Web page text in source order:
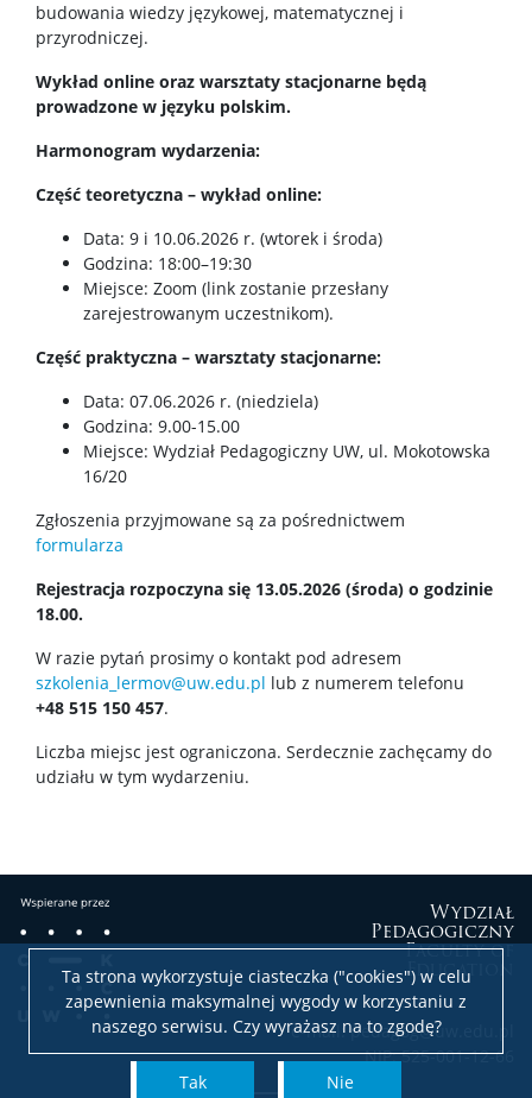
Praktyki
DOKTORANCI
Wizytówki doktorantów
KONTAKT
Ta strona wykorzystuje ciasteczka ("cookies") w celu
zapewnienia maksymalnej wygody w korzystaniu z
naszego serwisu. Czy wyrażasz na to zgodę?
Tak Nie
budowania wiedzy językowej, matematycznej i
przyrodniczej.
Wykład online oraz warsztaty stacjonarne będą
prowadzone w języku polskim.
Harmonogram wydarzenia:
Część teoretyczna – wykład online:
Data: 9 i 10.06.2026 r. (wtorek i środa)
Godzina: 18:00–19:30
Miejsce: Zoom (link zostanie przesłany
zarejestrowanym uczestnikom).
Część praktyczna – warsztaty stacjonarne:
Data: 07.06.2026 r. (niedziela)
Godzina: 9.00-15.00
Miejsce: Wydział Pedagogiczny UW, ul. Mokotowska
16/20
Zgłoszenia przyjmowane są za pośrednictwem
formularza
Rejestracja rozpoczyna się 13.05.2026 (środa) o godzinie
18.00.
W razie pytań prosimy o kontakt pod adresem
szkolenia_lermov@uw.edu.pl lub z numerem telefonu
+48 515 150 457.
Liczba miejsc jest ograniczona. Serdecznie zachęcamy do
udziału w tym wydarzeniu.
Wydział
Pedagogiczny
Faculty of
Education
e-mail: pedagog@uw.edu.pl
NIP: 525-001-12-66